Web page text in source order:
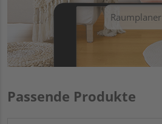
Raumplaner
Passende Produkte